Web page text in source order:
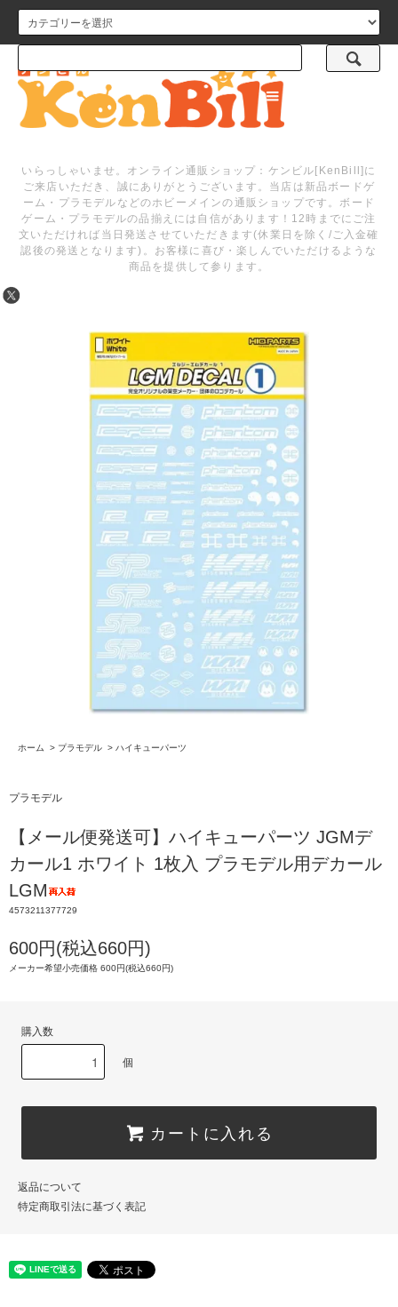
メニュー
いらっしゃいませ。オンライン通販ショップ：ケンビル[KenBill]に
ご来店いただき、誠にありがとうございます。当店は新品ボードゲ
ーム・プラモデルなどのホビーメインの通販ショップです。ボード
ゲーム・プラモデルの品揃えには自信があります！12時までにご注
文いただければ当日発送させていただきます(休業日を除く/ご入金確
認後の発送となります)。お客様に喜び・楽しんでいただけるような
商品を提供して参ります。
ホーム > プラモデル > ハイキューパーツ
プラモデル
【メール便発送可】ハイキューパーツ JGMデ
カール1 ホワイト 1枚入 プラモデル用デカール
LGM
4573211377729
600円(税込660円)
メーカー希望小売価格 600円(税込660円)
購入数
個
カートに入れる
返品について
特定商取引法に基づく表記